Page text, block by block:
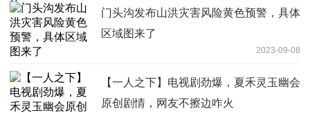
门头沟发布山洪灾害风险黄色预警，具体
区域图来了
2023-09-08
【一人之下】电视剧劲爆，夏禾灵玉幽会
原创剧情，网友不擦边咋火